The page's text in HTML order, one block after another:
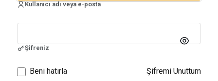
Kullanıcı adı veya e-posta
Şifreniz
Beni hatırla Şifremi Unuttum